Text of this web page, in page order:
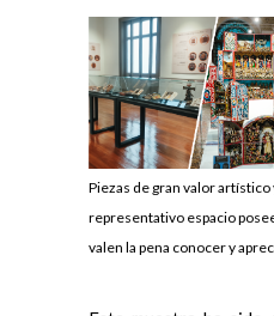
Piezas de gran valor
representativo espacio
valen la pena conocer y